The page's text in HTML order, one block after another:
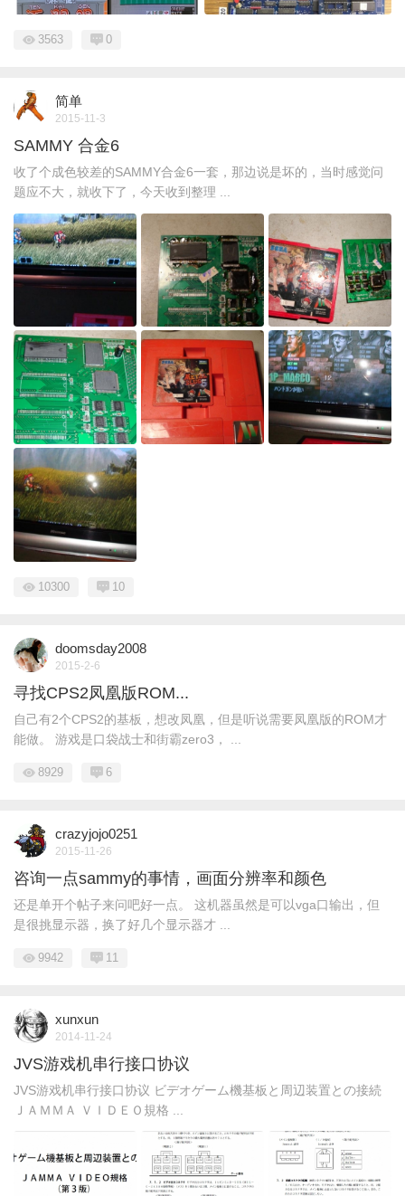
3563 0
简单
2015-11-3
SAMMY 合金6
收了个成色较差的SAMMY合金6一套，那边说是坏的，当时感觉问
题应不大，就收下了，今天收到整理 ...
10300 10
doomsday2008
2015-2-6
寻找CPS2凤凰版ROM...
自己有2个CPS2的基板，想改凤凰，但是听说需要凤凰版的ROM才
能做。 游戏是口袋战士和街霸zero3， ...
8929 6
crazyjojo0251
2015-11-26
咨询一点sammy的事情，画面分辨率和颜色
还是单开个帖子来问吧好一点。 这机器虽然是可以vga口输出，但
是很挑显示器，换了好几个显示器才 ...
9942 11
xunxun
2014-11-24
JVS游戏机串行接口协议
JVS游戏机串行接口协议 ビデオゲーム機基板と周辺装置との接続
ＪＡＭＭＡ ＶＩＤＥＯ規格 ...